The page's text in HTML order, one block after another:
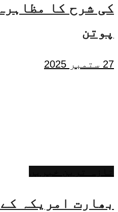
کی شرح کا
پوتن
27 ستمبر 2025
بھارت امریکہ